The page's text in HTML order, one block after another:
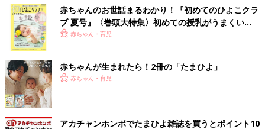
赤ちゃんのお世話まるわかり！『初めてのひよこクラ
ブ 夏号』〈巻頭大特集〉初めての授乳がうまくい
く！ おっぱい・ミルクの基本と夏のトラブル 解決テ
赤ちゃん・育児
赤ちゃんが生まれたら！2冊の「たまひよ」
赤ちゃん・育児
アカチャンホンポでたまひよ雑誌を買うとポイント10